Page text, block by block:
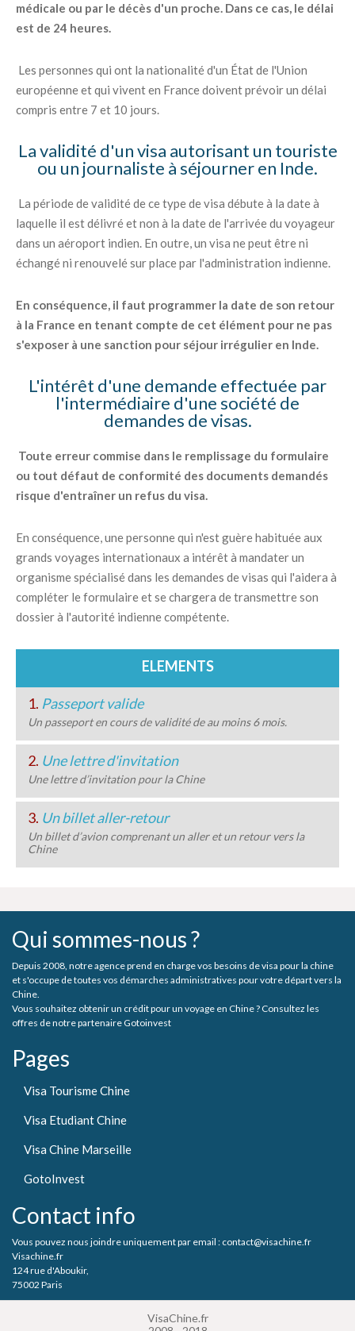
médicale ou par le décès d'un proche. Dans ce cas, le délai
est de 24 heures.
Les personnes qui ont la nationalité d'un État de l'Union
européenne et qui vivent en France doivent prévoir un délai
compris entre 7 et 10 jours.
La validité d'un visa autorisant un touriste
ou un journaliste à séjourner en Inde.
La période de validité de ce type de visa débute à la date à
laquelle il est délivré et non à la date de l'arrivée du voyageur
dans un aéroport indien. En outre, un visa ne peut être ni
échangé ni renouvelé sur place par l'administration indienne.
En conséquence, il faut programmer la date de son retour
à la France en tenant compte de cet élément pour ne pas
s'exposer à une sanction pour séjour irrégulier en Inde.
L'intérêt d'une demande effectuée par
l'intermédiaire d'une société de
demandes de visas.
Toute erreur commise dans le remplissage du formulaire
ou tout défaut de conformité des documents demandés
risque d'entraîner un refus du visa.
En conséquence, une personne qui n'est guère habituée aux
grands voyages internationaux a intérêt à mandater un
organisme spécialisé dans les demandes de visas qui l'aidera à
compléter le formulaire et se chargera de transmettre son
dossier à l'autorité indienne compétente.
ELEMENTS
1. Passeport valide
Un passeport en cours de validité de au moins 6 mois.
2. Une lettre d'invitation
Une lettre d’invitation pour la Chine
3. Un billet aller-retour
Un billet d’avion comprenant un aller et un retour vers la
Chine
Qui sommes-nous ?
Depuis 2008, notre agence prend en charge vos besoins de visa pour la chine
et s'occupe de toutes vos démarches administratives pour votre départ vers la
Chine.
Vous souhaitez obtenir un crédit pour un voyage en Chine ? Consultez les
offres de notre partenaire Gotoinvest
Pages
Visa Tourisme Chine
Visa Etudiant Chine
Visa Chine Marseille
GotoInvest
Contact info
Vous pouvez nous joindre uniquement par email : contact@visachine.fr
Visachine.fr
124 rue d'Aboukir,
75002 Paris
VisaChine.fr